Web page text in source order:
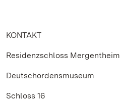
KONTAKT
Residenzschloss Mergentheim
Deutschordensmuseum
Schloss 16